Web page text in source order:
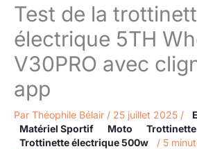
Test de la
électrique 5TH
V30PRO avec
app
Par Théophile Bélair / 25 juillet 2025 /
Matériel Sportif
Moto
Trottinette électrique 500w
/ 5